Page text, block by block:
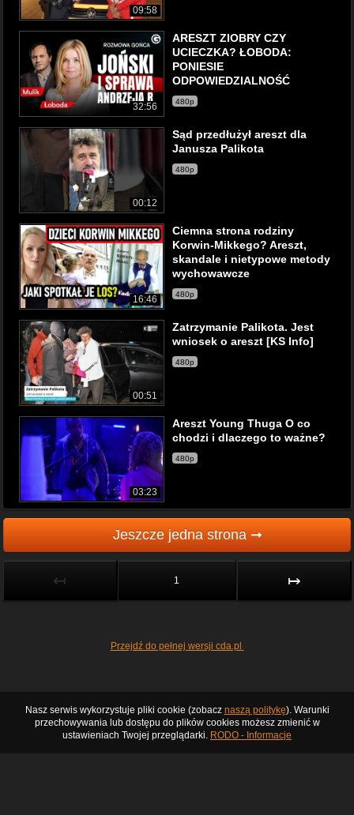
09:58
32:56
ARESZT ZIOBRY CZY
UCIECZKA? ŁOBODA:
PONIESIE
ODPOWIEDZIALNOŚĆ
480p
00:12
Sąd przedłużył areszt dla
Janusza Palikota
480p
16:46
Ciemna strona rodziny
Korwin-Mikkego? Areszt,
skandale i nietypowe metody
wychowawcze
480p
00:51
Zatrzymanie Palikota. Jest
wniosek o areszt [KS Info]
480p
03:23
Areszt Young Thuga O co
chodzi i dlaczego to ważne?
480p
Jeszcze jedna strona ➞
↤ 1 ↦
Przejdź do pełnej wersji cda.pl
Nasz serwis wykorzystuje pliki cookie (zobacz naszą politykę). Warunki
przechowywania lub dostępu do plików cookies możesz zmienić w
ustawieniach Twojej przeglądarki. RODO - Informacje